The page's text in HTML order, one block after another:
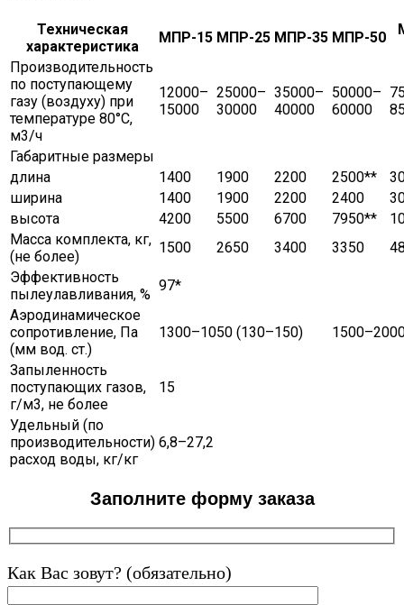
Техническая
характеристика
МПР-15 МПР-25 МПР-35 МПР-50
Производительность
по поступающему
газу (воздуху) при
температуре 80°С,
м3/ч
12000–
15000
25000–
30000
35000–
40000
50000–
60000
Габаритные размеры
длина
1400 1900 2200 2500**
ширина
1400 1900 2200 2400
высота
4200 5500 6700 7950**
Масcа комплекта, кг,
(не более)
1500 2650 3400 3350
Эффективность
пылеулавливания, %
97*
Аэродинамическое
сопротивление, Па
(мм вод. ст.)
1300–1050 (130–150)
Запыленность
поступающих газов,
г/м3, не более
15
Удельный (по
производительности)
расход воды, кг/кг
6,8–27,2
Заполните форму заказа
Как Вас зовут? (обязательно)